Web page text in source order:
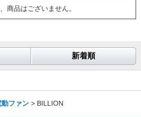
商品はございません。
新着順
動ファン > BILLION